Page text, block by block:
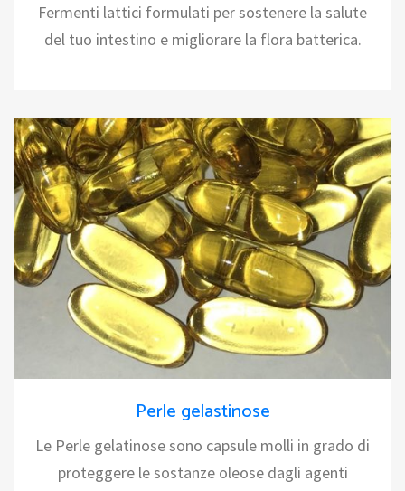
Fermenti lattici formulati per sostenere la salute
del tuo intestino e migliorare la flora batterica.
Perle gelastinose
Le Perle gelatinose sono capsule molli in grado di
proteggere le sostanze oleose dagli agenti